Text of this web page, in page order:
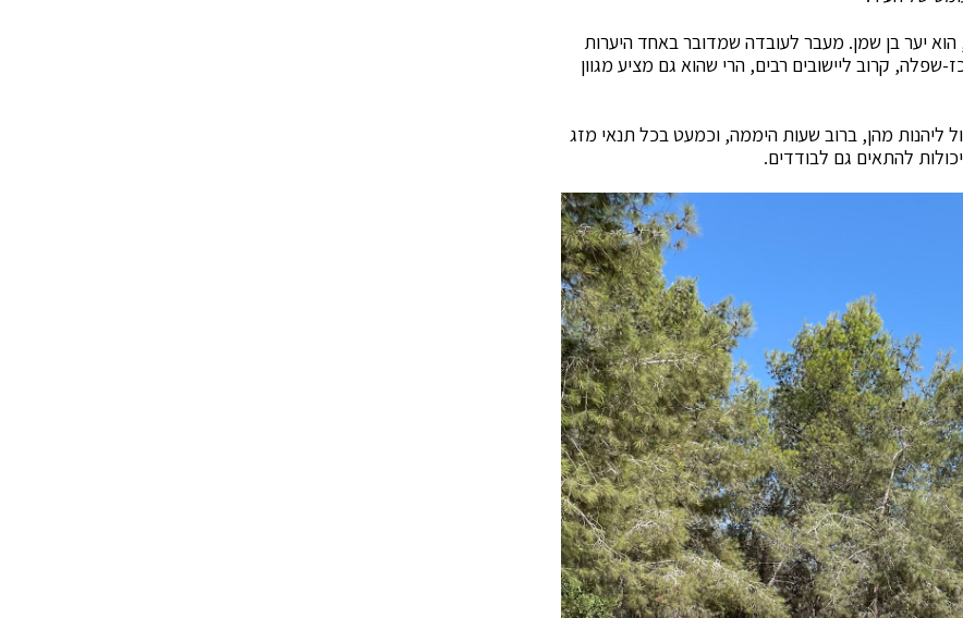
יער בן שמן. מעבר לעובדה שמדובר באחד היערות
שהוא גם מציע מגוון
שכל אחד יכול ליהנות מהן, ברוב שעות היממה, וכמעט בכל תנאי מזג
להתאים גם לבודדים.